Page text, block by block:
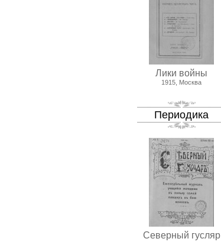
Лики войны
1915, Москва
Периодика
Северный гусляр